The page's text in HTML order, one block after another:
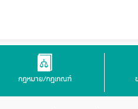
กฎหมาย/กฎเกณฑ์